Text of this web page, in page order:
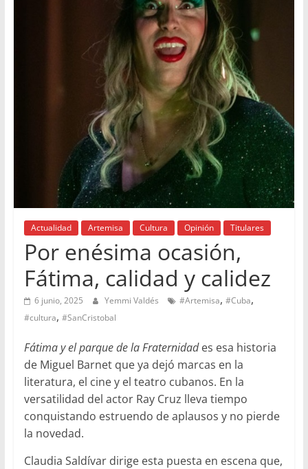
Actualidad Artemisa Cultura Opinión Titulares
Por enésima ocasión,
Fátima, calidad y calidez
6 junio, 2025 Yemmi Valdés #Artemisa, #Cuba,
#cultura, #SanCristobal
Fátima y el parque de la Fraternidades esa historia
de Miguel Barnet que ya dejó marcas en la
literatura, el cine y el teatro cubanos. En la
versatilidad del actor Ray Cruz lleva tiempo
conquistando estruendo de aplausos y no pierde
la novedad.
Claudia Saldívar dirige esta puesta en escena que,